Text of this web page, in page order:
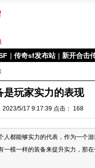
| 传奇sf发布站 | 新开合击
是玩家实力的表现
2023/5/17 9:17:39 点击： 168
人都能够实力的代表，作为一个
一模一样的装备来提升实力，那